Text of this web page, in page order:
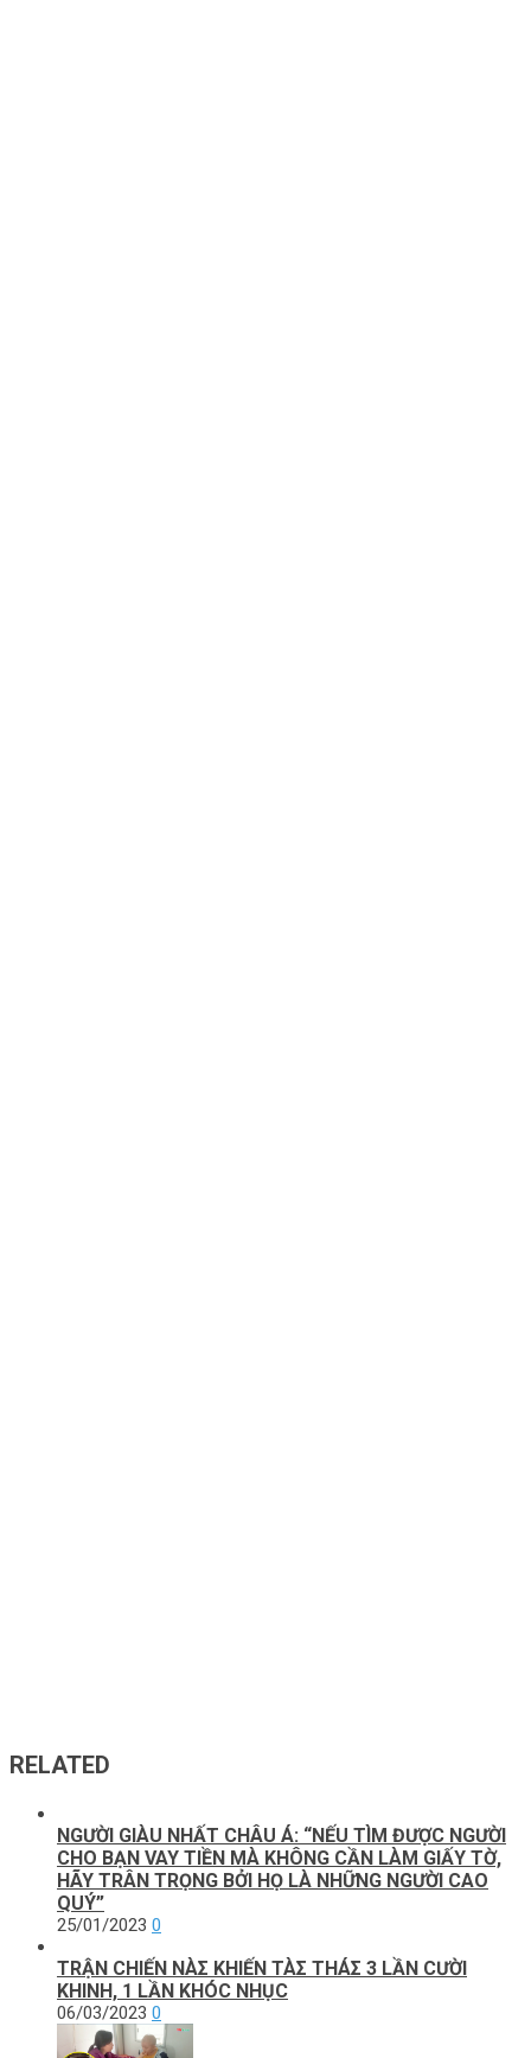
RELATED
NGƯỜI GIÀU NHẤT CHÂU Á: “NẾU TÌM ĐƯỢC NGƯỜI
CHO BẠN VAY TIỀN MÀ KHÔNG CẦN LÀM GIẤY TỜ,
HÃY TRÂN TRỌNG BỞI HỌ LÀ NHỮNG NGƯỜI CAO
QUÝ”
25/01/2023 0
TRẬN CHΙẾN NÀΣ KHΙẾN TÀΣ THÁΣ 3 LẦN CƯỜΙ
KHΙNH, 1 LẦN KHÓC NHỤC
06/03/2023 0